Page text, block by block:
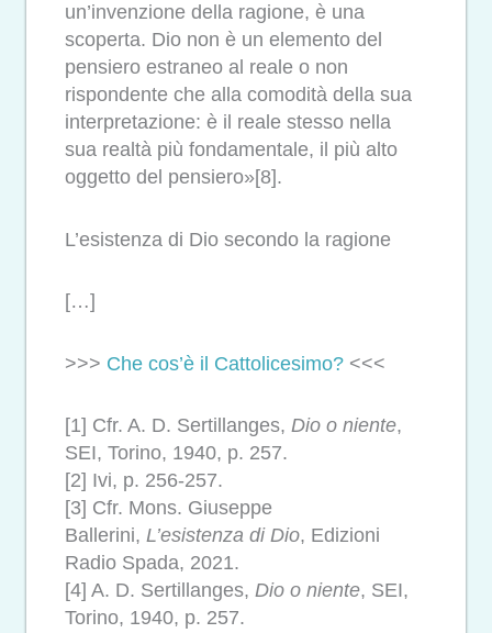
un’invenzione della ragione, è una
scoperta. Dio non è un elemento del
pensiero estraneo al reale o non
rispondente che alla comodità della sua
interpretazione: è il reale stesso nella
sua realtà più fondamentale, il più alto
oggetto del pensiero»[8].
L’esistenza di Dio secondo la ragione
[…]
>>> Che cos’è il Cattolicesimo? <<<
[1] Cfr. A. D. Sertillanges, Dio o niente,
SEI, Torino, 1940, p. 257.
[2] Ivi, p. 256-257.
[3] Cfr. Mons. Giuseppe
Ballerini, L’esistenza di Dio, Edizioni
Radio Spada, 2021.
[4] A. D. Sertillanges, Dio o niente, SEI,
Torino, 1940, p. 257.